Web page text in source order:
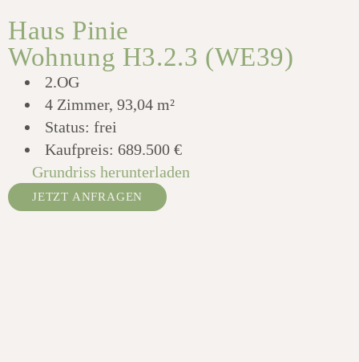
Haus Pinie
Wohnung H3.2.3 (WE39)
2.OG
4 Zimmer, 93,04 m²
Status: frei
Kaufpreis: 689.500 €
Grundriss herunterladen
JETZT ANFRAGEN